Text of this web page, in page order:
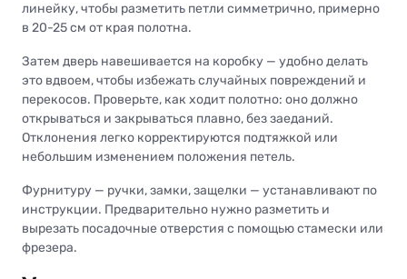
линейку, чтобы разметить петли симметрично, примерно
в 20-25 см от края полотна.
Затем дверь навешивается на коробку — удобно делать
это вдвоем, чтобы избежать случайных повреждений и
перекосов. Проверьте, как ходит полотно: оно должно
открываться и закрываться плавно, без заеданий.
Отклонения легко корректируются подтяжкой или
небольшим изменением положения петель.
Фурнитуру — ручки, замки, защелки — устанавливают по
инструкции. Предварительно нужно разметить и
вырезать посадочные отверстия с помощью стамески или
фрезера.